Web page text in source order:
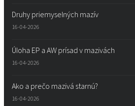
Druhy priemyselných mazív
16-04-2026
Úloha EP a AW prísad v mazivách
16-04-2026
Ako a prečo mazivá starnú?
16-04-2026